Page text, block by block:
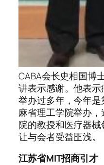
CABA会长史相国博
讲表示感谢。他表
举办过多年，今年是
麻省理工学院举办
院的教授和医疗器械
让与会者受益匪浅。
江苏省MIT招商引才